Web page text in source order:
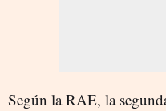
Según la RAE, la